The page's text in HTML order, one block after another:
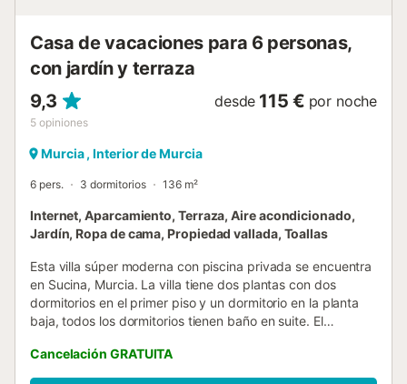
Casa de vacaciones para 6 personas,
con jardín y terraza
9,3
5 opiniones
desde 115 € por noche
Murcia , Interior de Murcia
6 pers. 3 dormitorios 136 m²
Internet, Aparcamiento, Terraza, Aire acondicionado,
Jardín, Ropa de cama, Propiedad vallada, Toallas
Esta villa súper moderna con piscina privada se encuentra
en Sucina, Murcia. La villa tiene dos plantas con dos
dormitorios en el primer piso y un dormitorio en la planta
baja, todos los dormitorios tienen baño en suite. El
asientos exteriores y vistas a la piscina y a las montañas.
En la planta baja, hay una gran sala de estar, comedor y
Cancelación GRATUITA